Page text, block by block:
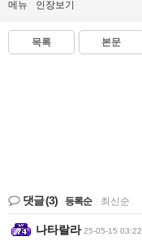
메뉴 인장보기
목록 본문
댓글(3) 등록순 최신순
나타랄라 25-05-15 03:22